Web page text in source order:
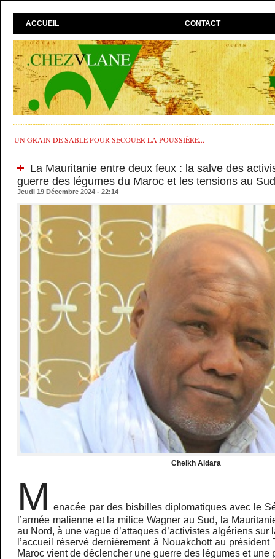
ACCUEIL CONTACT
UN GRAIN DE SABLE POUR SECOUER LA POUSSIÈRE...
La Mauritanie entre deux feux : la salve des
guerre des légumes du Maroc et les tensions au
Jeudi 19 Décembre 2024 - 22:14
Cheikh Aidara
M
enacée par des bisbilles diplomatiques avec le
l’armée malienne et la milice Wagner au Sud, la
au Nord, à une vague d’attaques d’activistes algériens sur
l’accueil réservé dernièrement à Nouakchott au
Maroc vient de déclencher une guerre des légumes et une